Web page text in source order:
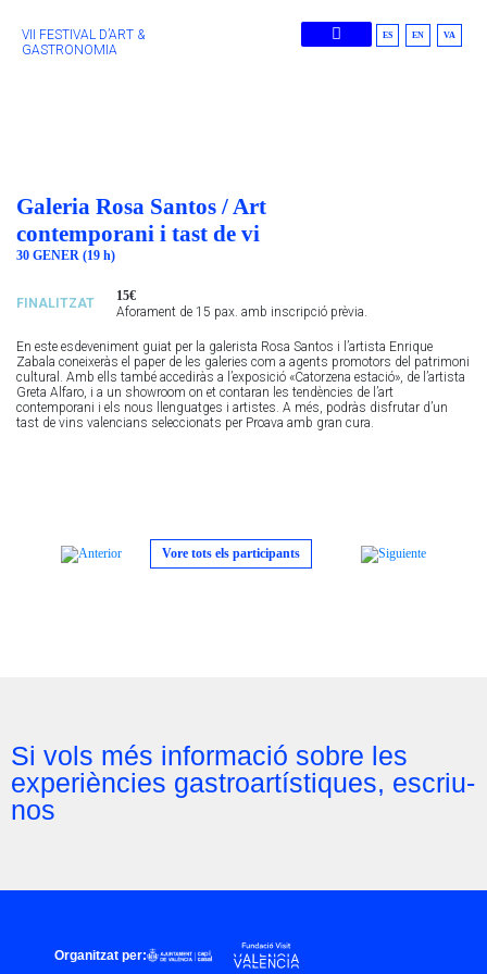
VII FESTIVAL D’ART &
GASTRONOMIA
ES EN VA
Galeria Rosa Santos / Art
contemporani i tast de vi
30 GENER (19 h)
FINALITZAT
15€
Aforament de 15 pax. amb inscripció prèvia.
En este esdeveniment guiat per la galerista Rosa Santos i l’artista Enrique
Zabala coneixeràs el paper de les galeries com a agents promotors del patrimoni
cultural. Amb ells també accediràs a l’exposició «Catorzena estació», de l’artista
Greta Alfaro, i a un showroom on et contaran les tendències de l’art
contemporani i els nous llenguatges i artistes. A més, podràs disfrutar d’un
tast de vins valencians seleccionats per Proava amb gran cura.
Vore tots els participants
Si vols més informació sobre les
experiències gastroartístiques, escriu-
nos
Organitzat per: